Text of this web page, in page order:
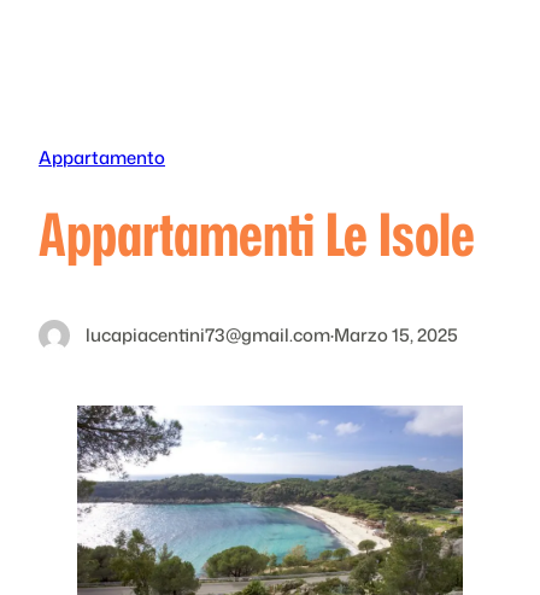
Appartamento
Appartamenti Le Isole
lucapiacentini73@gmail.com·Marzo 15, 2025